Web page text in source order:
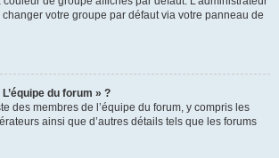
votre groupe par défaut via votre panneau de
du forum » ?
des membres de l’équipe du forum, y compris les
ainsi que d’autres détails tels que les forums